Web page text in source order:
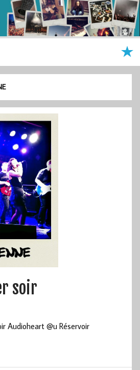
soir
Audioheart @u Réservoir